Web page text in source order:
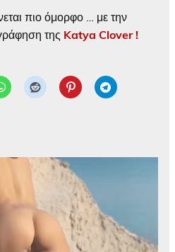
πιο όμορφο … με την
της Katya Clover !